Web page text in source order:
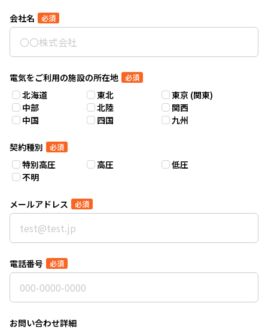
会社名 必須
電気をご利用の施設の所在地 必須
北海道 東北
東京 (関東)
中部
北陸
関西
中国
四国 九州
契約種別 必須
特別高圧 高圧
低圧
不明
メールアドレス 必須
電話番号 必須
お問い合わせ詳細